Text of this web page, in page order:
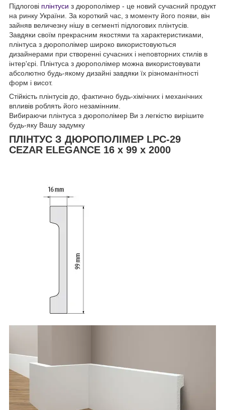
Підлогові плінтуси з дюрополімер - це новий сучасний продукт
на ринку України. За короткий час, з моменту його появи, він
зайняв величезну нішу в сегменті підлогових плінтусів.
Завдяки своїм прекрасним якостями та характеристиками,
плінтуса з дюрополімер широко використовуються
дизайнерами при створенні сучасних і неповторних стилів в
інтер'єрі. Плінтуса з дюрополімер можна використовувати
абсолютно будь-якому дизайні завдяки їх різноманітності
форм і висот.
Стійкість плінтусів до, фактично будь-хімічних і механічних
впливів роблять його незамінним.
Вибираючи плінтуса з дюрополімер Ви з легкістю вирішите
будь-яку Вашу задумку
ПЛІНТУС З ДЮРОПОЛІМЕР LPC-29
CEZAR ELEGANCE 16 х 99 х 2000